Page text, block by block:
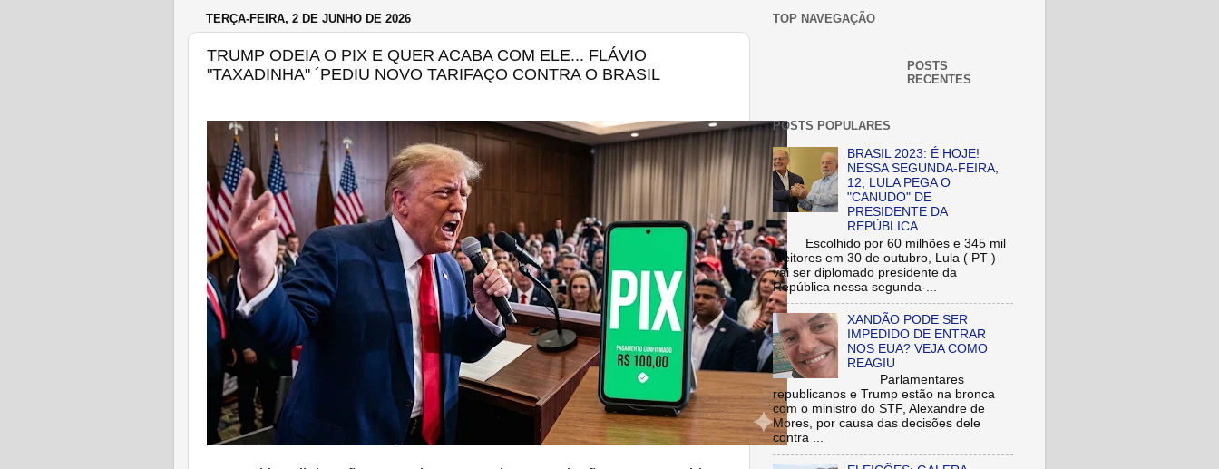
TERÇA-FEIRA, 2 DE JUNHO DE 2026
TRUMP ODEIA O PIX E QUER ACABA COM ELE... FLÁVIO
"TAXADINHA" ´PEDIU NOVO TARIFAÇO CONTRA O BRASIL
TOP NAVEGAÇÃO
POSTS
RECENTES
POSTS POPULARES
BRASIL 2023: É HOJE!
NESSA SEGUNDA-FEIRA,
12, LULA PEGA O
"CANUDO" DE
PRESIDENTE DA
REPÚBLICA
Escolhido por 60 milhões e 345 mil
eleitores em 30 de outubro, Lula ( PT )
vai ser diplomado presidente da
República nessa segunda-...
XANDÃO PODE SER
IMPEDIDO DE ENTRAR
NOS EUA? VEJA COMO
REAGIU
Parlamentares
republicanos e Trump estão na bronca
com o ministro do STF, Alexandre de
Mores, por causa das decisões dele
contra ...